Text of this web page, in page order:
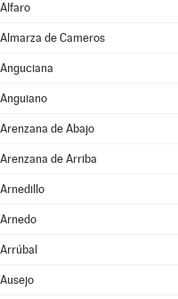
Alfaro
Almarza de Cameros
Anguciana
Anguiano
Arenzana de Abajo
Arenzana de Arriba
Arnedillo
Arnedo
Arrúbal
Ausejo